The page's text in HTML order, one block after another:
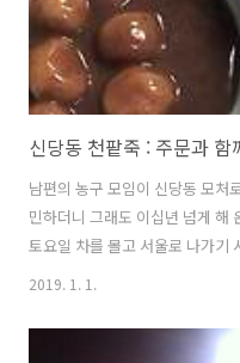
신당동 천팥죽 : 주문과
남편의 농구 모임이 신당동 모처
민하더니 그래도 이십년 넘게 해
토요일 차를 몰고 서울로 나가기
과 함께! 언젠가부터는 나 역시
집을 검색하면 무려 첫 페이지에
2019. 1. 1.